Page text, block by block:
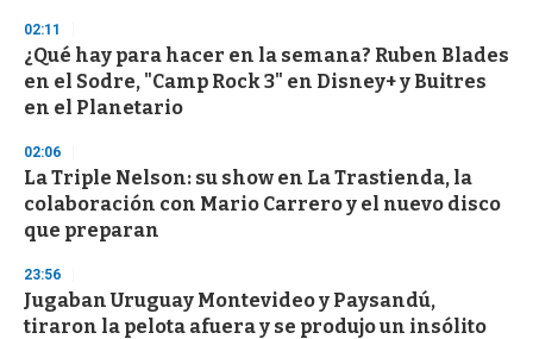
s
c
o
n
02:11
¿Qué hay para hacer en la semana? Ruben Blades
en el Sodre, "Camp Rock 3" en Disney+ y Buitres
en el Planetario
02:06
La Triple Nelson: su show en La Trastienda, la
colaboración con Mario Carrero y el nuevo disco
que preparan
23:56
Jugaban Uruguay Montevideo y Paysandú,
tiraron la pelota afuera y se produjo un insólito